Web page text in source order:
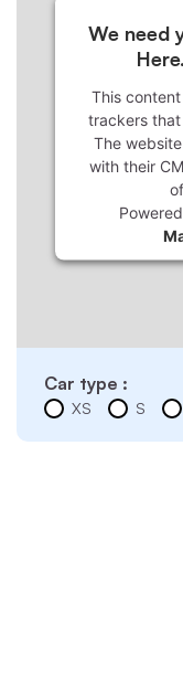
We need
This
trackers
The
with their
Car type :
XS S